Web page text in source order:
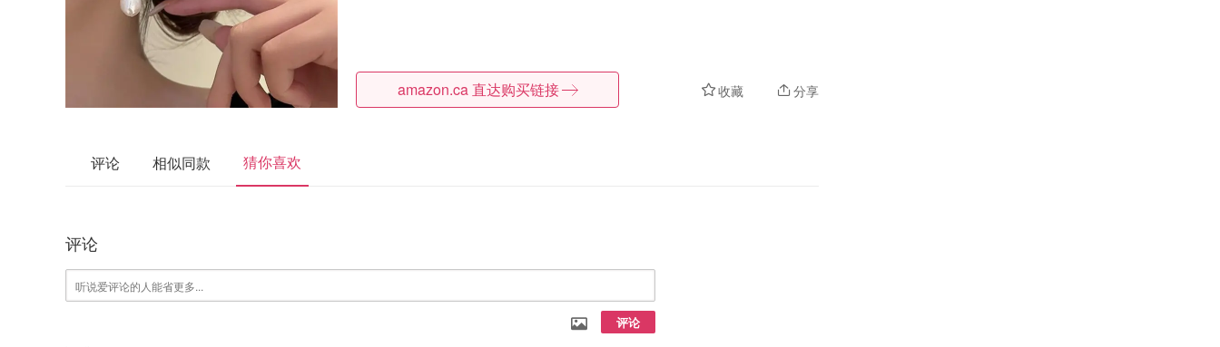
收藏 分享
amazon.ca 直达购买链接
评论 相似同款 猜你喜欢
评论
评论